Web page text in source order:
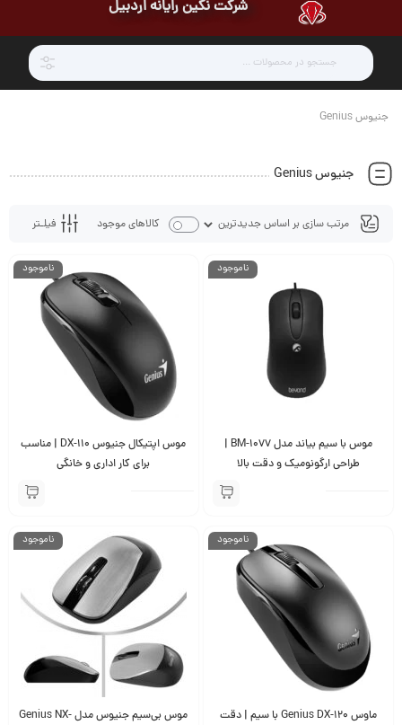
شرکت نگین رایانه اردبیل
جنیوس Genius
جنیوس Genius
فیلـتر کالاهای موجود
ناموجود
موس با سیم بیاند مدل BM-1077 |
طراحی ارگونومیک و دقت بالا
ناموجود
موس اپتیکال جنیوس DX-110 | مناسب
برای کار اداری و خانگی
ناموجود
ماوس Genius DX-120 با سیم | دقت
ناموجود
موس بی‌سیم جنیوس مدل Genius NX-